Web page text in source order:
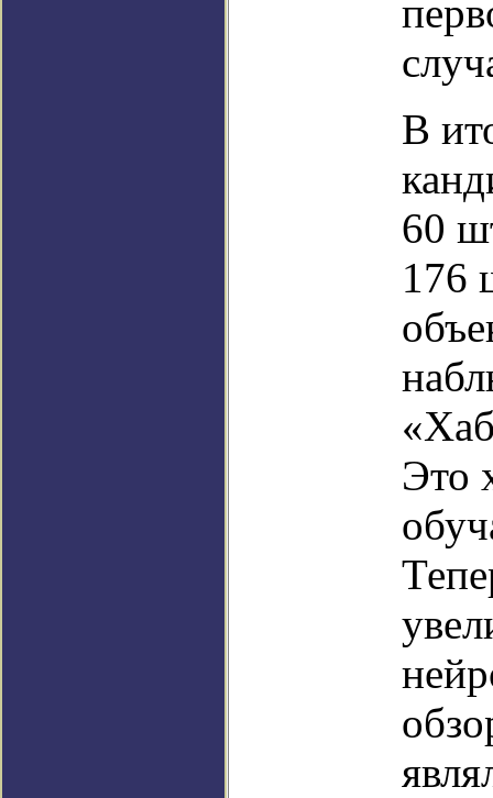
В
60
176
Это